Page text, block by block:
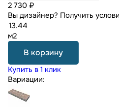
2 730 ₽
Вы дизайнер? Получить
м2
В корзину
Купить в 1 клик
Вариации: